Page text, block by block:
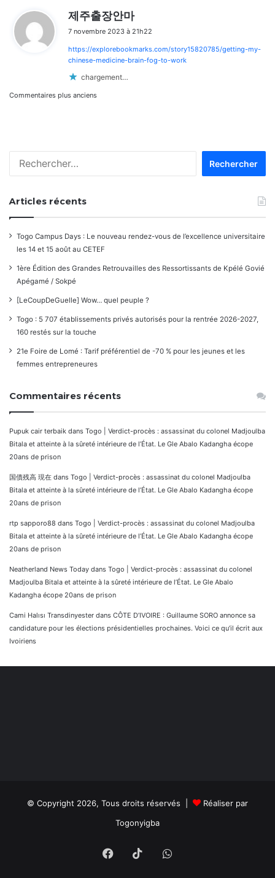
제주출장안마
t
:
7 novembre 2023 à 21h22
https://explorebookmarks.com/story15820785/getting-my-
chinese-medicine-brain-fog-to-work
chargement…
Navigation
commentaires
Commentaires plus anciens
Articles récents
Togo Campus Days : Le nouveau rendez-vous de l’excellence universitaire
les 14 et 15 août au CETEF
1ère Édition des Grandes Retrouvailles des Ressortissants de Kpélé Govié
Apégamé / Sokpé
[LeCoupDeGuelle] Wow… quel peuple ?
Togo : 5 707 établissements privés autorisés pour la rentrée 2026-2027,
160 restés sur la touche
21e Foire de Lomé : Tarif préférentiel de -70 % pour les jeunes et les
femmes entrepreneures
Commentaires récents
Pupuk cair terbaik dans Togo | Verdict-procès : assassinat du colonel Madjoulba
Bitala et atteinte à la sûreté intérieure de l’État. Le Gle Abalo Kadangha écope
20ans de prison
国債残高 現在 dans Togo | Verdict-procès : assassinat du colonel Madjoulba
Bitala et atteinte à la sûreté intérieure de l’État. Le Gle Abalo Kadangha écope
20ans de prison
rtp sapporo88 dans Togo | Verdict-procès : assassinat du colonel Madjoulba
Bitala et atteinte à la sûreté intérieure de l’État. Le Gle Abalo Kadangha écope
20ans de prison
Neatherland News Today dans Togo | Verdict-procès : assassinat du colonel
Madjoulba Bitala et atteinte à la sûreté intérieure de l’État. Le Gle Abalo
Kadangha écope 20ans de prison
Cami Halısı Transdinyester dans CÔTE D’IVOIRE : Guillaume SORO annonce sa
candidature pour les élections présidentielles prochaines. Voici ce qu’il écrit aux
Ivoiriens
© Copyright 2026, Tous droits réservés |
Réaliser par
Togonyigba
Facebook
TikTokWhatsApp